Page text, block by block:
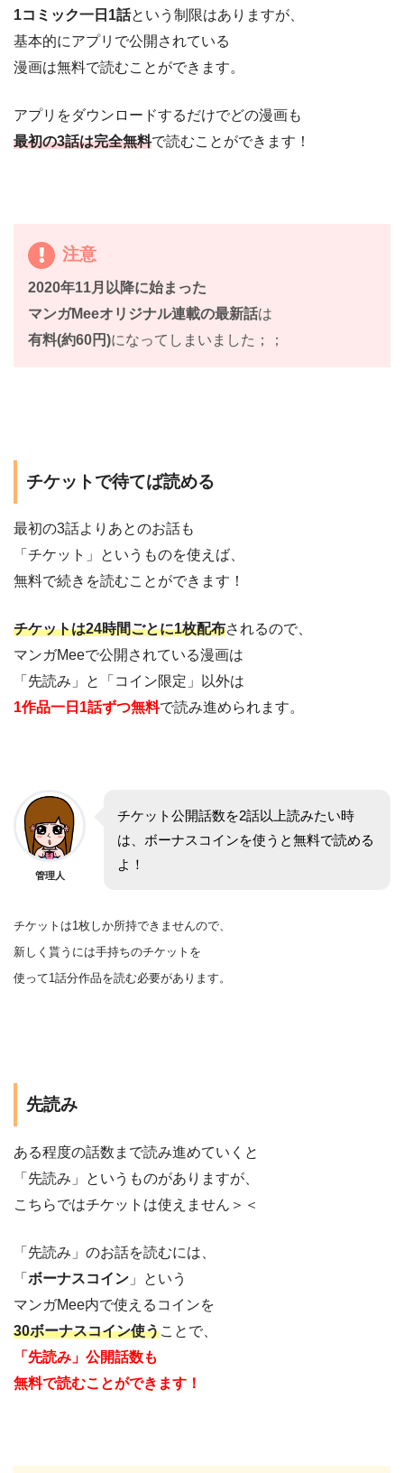
1コミック一日1話という制限はありますが、
基本的にアプリで公開されている
漫画は無料で読むことができます。
アプリをダウンロードするだけでどの漫画も
最初の3話は完全無料で読むことができます！
注意
2020年11月以降に始まった
マンガMeeオリジナル連載の最新話は
有料(約60円)になってしまいました；；
チケットで待てば読める
最初の3話よりあとのお話も
「チケット」というものを使えば、
無料で続きを読むことができます！
チケットは24時間ごとに1枚配布されるので、
マンガMeeで公開されている漫画は
「先読み」と「コイン限定」以外は
1作品一日1話ずつ無料で読み進められます。
管理人
チケット公開話数を2話以上読みたい時
は、ボーナスコインを使うと無料で読める
よ！
チケットは1枚しか所持できませんので、
新しく貰うには手持ちのチケットを
使って1話分作品を読む必要があります。
先読み
ある程度の話数まで読み進めていくと
「先読み」というものがありますが、
こちらではチケットは使えません＞＜
「先読み」のお話を読むには、
「 ボーナスコイン 」という
マンガMee内で使えるコインを
30ボーナスコイン使うことで、
「先読み」公開話数も
無料で読むことができます！